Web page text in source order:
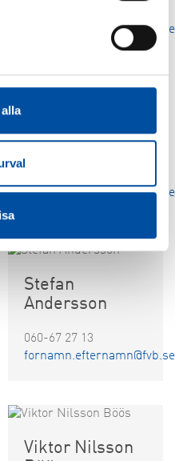
fornamn.efternamn@fvb.se
Tornberg
fornamn.efternamn@fvb.se
Stefan
Andersson
060-67 27 13
fornamn.efternamn@fvb.se
Viktor Nilsson